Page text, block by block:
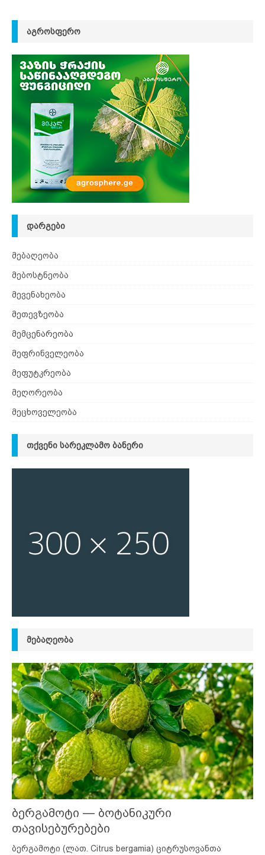
ᲐᲒᲠᲝᲡᲤᲔᲠᲝ
ᲓᲐᲠᲒᲔᲑᲘ
მებაღეობა
მებოსტნეობა
მევენახეობა
მეთევზეობა
მემცენარეობა
მეფრინველეობა
მეფუტკრეობა
მეღორეობა
მეცხოველეობა
ᲗᲥᲕᲔᲜᲘ ᲡᲐᲠᲔᲙᲚᲐᲛᲝ ᲑᲐᲜᲔᲠᲘ
ᲛᲔᲑᲐᲦᲔᲝᲑᲐ
ბერგამოტი — ბოტანიკური
თავისებურებები
ბერგამოტი (ლათ. Citrus bergamia) ციტრუსოვანთა